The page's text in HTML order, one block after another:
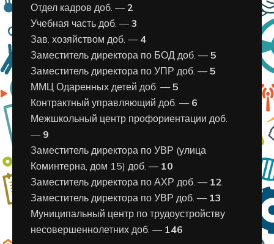
Отдел кадров доб. —2
Учебная часть доб. —3
Зав. хозяйством доб. — 4
Заместитель директора по БОД доб. —5
Заместитель директора по УПР доб. —5
ММЦ Одаренных детей доб. —5
Контрактный управляющий доб. — 6
Межшкольный центр профориентации доб.
— 9
Заместитель директора по УВР (улица
Коминтерна, дом 15) доб. — 10
Заместитель директора по АХР доб. — 12
Заместитель директора по УВР доб. — 13
Муниципальный центр по трудоустройству
несовершеннолетних доб. — 146